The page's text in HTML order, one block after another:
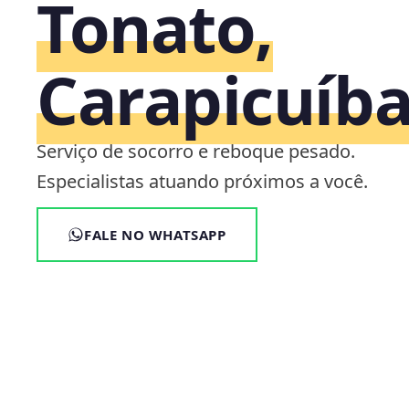
Tonato,
Serviço de socorro e reboque pesado.
Especialistas atuando próximos a você.
FALE NO WHATSAPP